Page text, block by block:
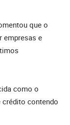
que o
empresas e
como o
crédito contendo